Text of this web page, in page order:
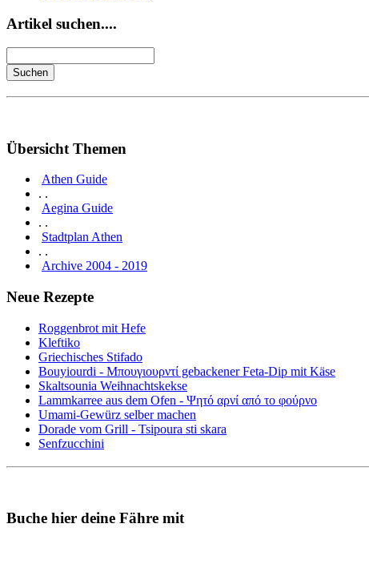
Artikel suchen....
Übersicht Themen
Athen Guide
. .
Aegina Guide
. .
Stadtplan Athen
. .
Archive 2004 - 2019
Neue Rezepte
Roggenbrot mit Hefe
Kleftiko
Griechisches Stifado
Bouyiourdi - Μπουγιουρντί gebackener Feta-Dip mit Käse
Skaltsounia Weihnachtskekse
Lammkarree aus dem Ofen - Ψητό αρνί από το φούρνο
Umami-Gewürz selber machen
Dorade vom Grill - Tsipoura sti skara
Senfzucchini
Buche hier deine Fähre mit